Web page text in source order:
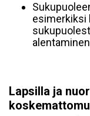
esimerkiksi
Lapsilla ja